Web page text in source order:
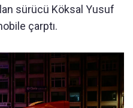
sürücü Köksal Yusuf
çarptı.